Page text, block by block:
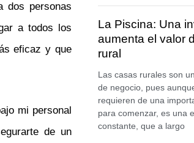
dos personas
a todos los
eficaz y que
mi personal
de un
La Piscina: Una
aumenta el valor
rural
Las casas rurales son
de negocio, pues
requieren de una
para comenzar, es una
constante, que a largo